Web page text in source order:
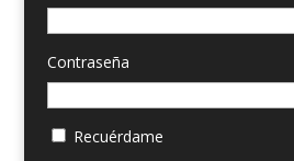
Contraseña
Recuérdame